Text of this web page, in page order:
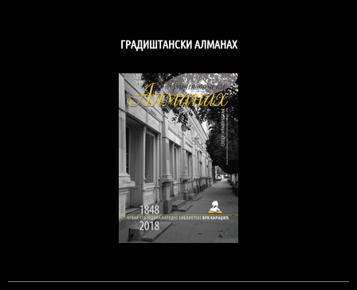
ГРАДИШТАНСКИ АЛМАНАХ